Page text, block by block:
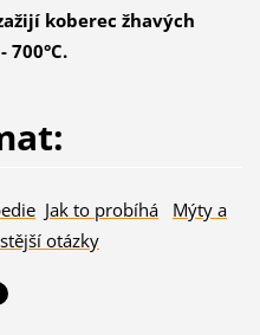
koberec žhavých
Jak to probíhá
Mýty a
otázky